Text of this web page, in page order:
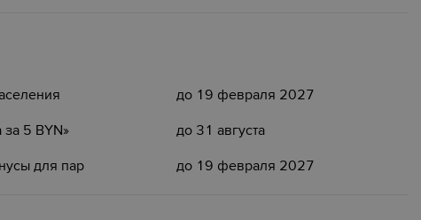
до 19 февраля 2027
5 BYN»
до 31 августа
для пар
до 19 февраля 2027